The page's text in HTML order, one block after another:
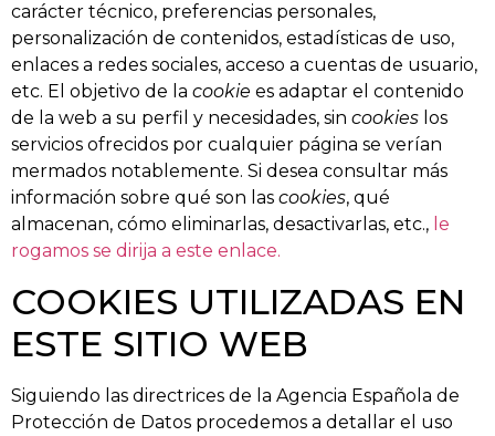
carácter técnico, preferencias personales,
personalización de contenidos, estadísticas de uso,
enlaces a redes sociales, acceso a cuentas de usuario,
etc. El objetivo de la cookie es adaptar el contenido
de la web a su perfil y necesidades, sin cookies los
servicios ofrecidos por cualquier página se verían
mermados notablemente. Si desea consultar más
información sobre qué son las cookies, qué
almacenan, cómo eliminarlas, desactivarlas, etc., le
rogamos se dirija a este enlace.
COOKIES UTILIZADAS EN
ESTE SITIO WEB
Siguiendo las directrices de la Agencia Española de
Protección de Datos procedemos a detallar el uso